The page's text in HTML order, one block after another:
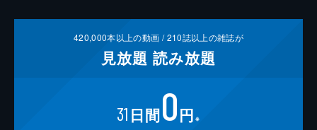
420,000本以上の動画 /210誌以上の雑誌が
見放題 読み放題
31 日間0円 ※